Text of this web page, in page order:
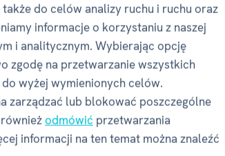
do celów analizy ruchu i ruchu oraz
informacje o korzystaniu z naszej
i analitycznym. Wybierając opcję
zgodę na przetwarzanie wszystkich
wyżej wymienionych celów.
zarządzać lub blokować poszczególne
odmówić przetwarzania
informacji na ten temat można znaleźć